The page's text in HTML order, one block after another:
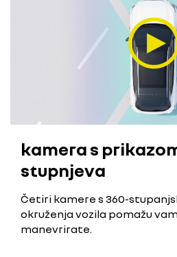
kamera s
stupnjeva
Četiri kamere s 360-
okruženja vozila pomažu
manevrirate.